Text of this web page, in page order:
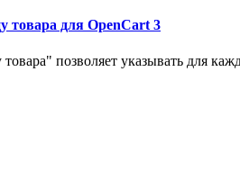
товара для OpenCart 3
позволяет указывать для